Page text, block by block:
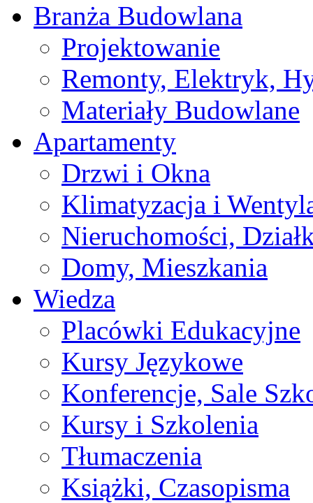
Branża Budowlana
Projektowanie
Remonty, Elektryk,
Materiały Budowlane
Apartamenty
Drzwi i Okna
Klimatyzacja i
Nieruchomości,
Domy, Mieszkania
Wiedza
Placówki Edukacyjne
Kursy Językowe
Konferencje, Sale
Kursy i Szkolenia
Tłumaczenia
Książki, Czasopisma